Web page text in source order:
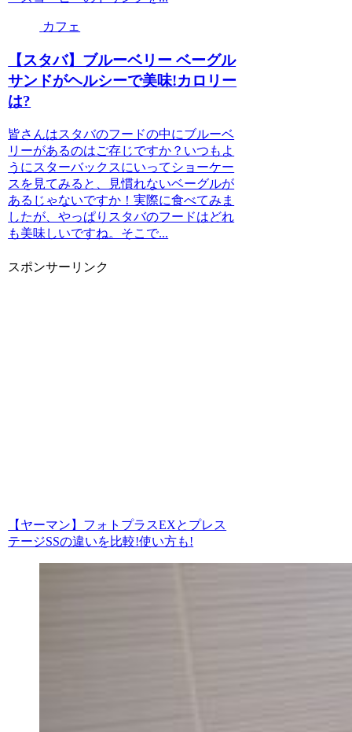
カフェ
【スタバ】ブルーベリー ベーグル
サンドがヘルシーで美味!カロリー
は?
皆さんはスタバのフードの中にブルーベ
リーがあるのはご存じですか？いつもよ
うにスターバックスにいってショーケー
スを見てみると、見慣れないベーグルが
あるじゃないですか！実際に食べてみま
したが、やっぱりスタバのフードはどれ
も美味しいですね。そこで...
スポンサーリンク
【ヤーマン】フォトプラスEXとプレス
テージSSの違いを比較!使い方も!